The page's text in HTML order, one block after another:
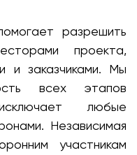
разрешить
проекта,
и заказчиками. Мы
всех этапов
любые
Независимая
участникам